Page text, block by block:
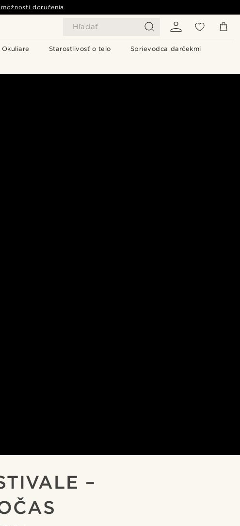
Hľadať
Okuliare Starostlivosť o telo Sprievodca darčekmi
doručenia
–